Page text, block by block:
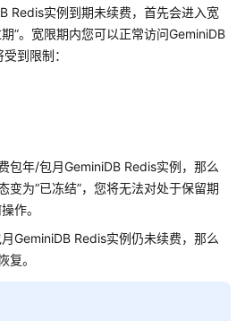
Redis实例到期未续费，首先会进入宽
”。宽限期内您可以正常访问GeminiDB
到限制：
包年/包月GeminiDB Redis实例，那么
变为“已冻结”，您将无法对处于保留期
作。
GeminiDB Redis实例仍未续费，那么
复。